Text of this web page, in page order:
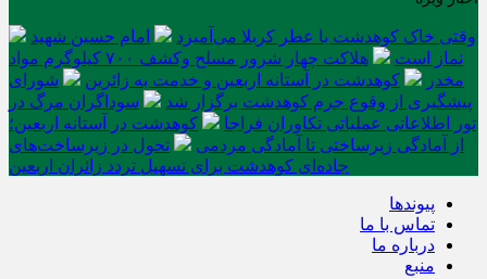
وقتی خاک کوهدشت با عطر کربلا می‌آمیزد
امام حسین شهید
نماز است
هلاکت چهار شرور مسلح وکشف ۷۰۰ کیلوگرم مواد
مخدر
کوهدشت در آستانه اربعین و خدمت‌ به زائرین
شورای
پیشگیری از وقوع جرم کوهدشت برگزار شد
سوداگران مرگ در
تور اطلاعاتی عملیاتی تکاوران فراجا
کوهدشت در آستانه اربعین؛
از آمادگی زیرساختی تا آمادگی مردمی
تحول در زیرساخت‌های
جاده‌ای کوهدشت برای تسهیل تردد زائران اربعین
پیوندها
تماس با ما
درباره ما
منبع